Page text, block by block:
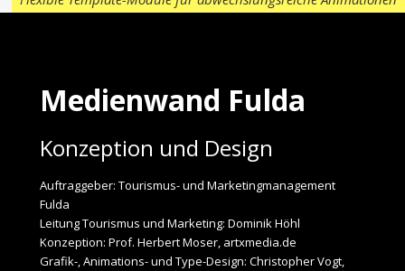
Medienwand Fulda
Konzeption und Design
Auftraggeber: Tourismus- und Marketingmanagement
Fulda
Leitung Tourismus und Marketing: Dominik Höhl
Konzeption: Prof. Herbert Moser, artxmedia.de
Grafik-, Animations- und Type-Design: Christopher Vogt,